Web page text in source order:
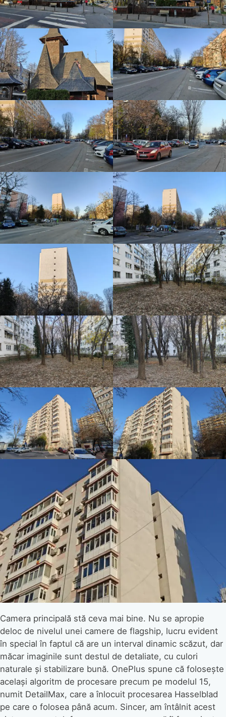
Camera principală stă ceva mai bine. Nu se apropie
deloc de nivelul unei camere de flagship, lucru evident
în special în faptul că are un interval dinamic scăzut, dar
măcar imaginile sunt destul de detaliate, cu culori
naturale și stabilizare bună. OnePlus spune că folosește
același algoritm de procesare precum pe modelul 15,
numit DetailMax, care a înlocuit procesarea Hasselblad
pe care o folosea până acum. Sincer, am întâlnit acest